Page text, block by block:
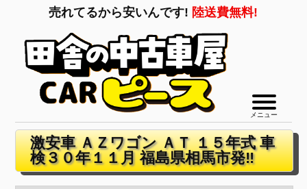
売れてるから安いんです! 陸送費無料!
メニュー
激安車 ＡＺワゴン ＡＴ １５年式 車
検３０年１１月 福島県相馬市発‼